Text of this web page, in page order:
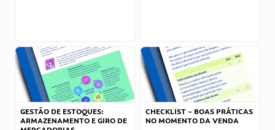
GESTÃO DE ESTOQUES:
ARMAZENAMENTO E GIRO DE
CHECKLIST – BOAS PRÁTICAS
NO MOMENTO DA VENDA